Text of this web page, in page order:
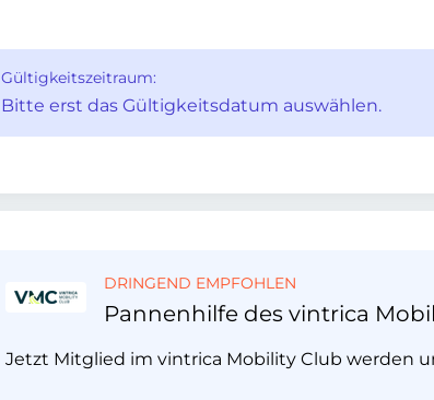
Gültigkeitszeitraum:
Bitte erst das Gültigkeitsdatum auswählen.
DRINGEND EMPFOHLEN
Pannenhilfe des vintrica
Jetzt Mitglied im vintrica Mobility Club werden